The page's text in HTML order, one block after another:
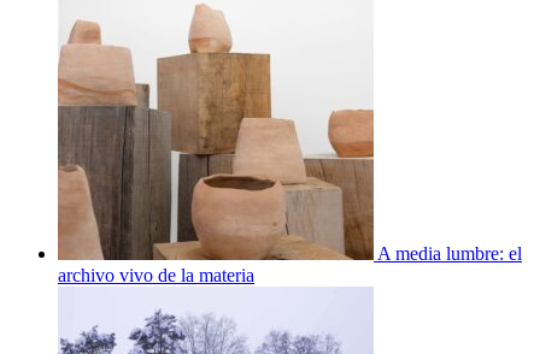
A media lumbre: el
archivo vivo de la materia